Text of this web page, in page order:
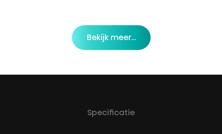
Bekijk meer...
Specificatie